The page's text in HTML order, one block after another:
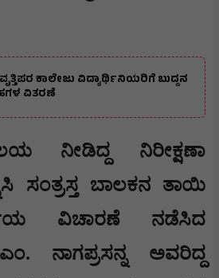
ಕಾಲೇಜು ವಿದ್ಯಾರ್ಥಿನಿಯರಿಗೆ ಬುದ್ದನ
ವಿತರಣೆ
ನೀಡಿದ್ದ ನಿರೀಕ್ಷಣಾ
ಸಂತ್ರಸ್ತ ಬಾಲಕನ ತಾಯಿ
ವಿಚಾರಣೆ ನಡೆಸಿದ
ನಾಗಪ್ರಸನ್ನ ಅವರಿದ್ದ